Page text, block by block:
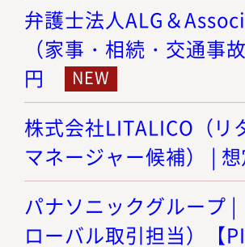
弁護士法人ALG＆
（家事・相続・交通事
円
株式会社LITALICO（リ
マネージャー候補） |
パナソニックグループ
ローバル取引担当）【